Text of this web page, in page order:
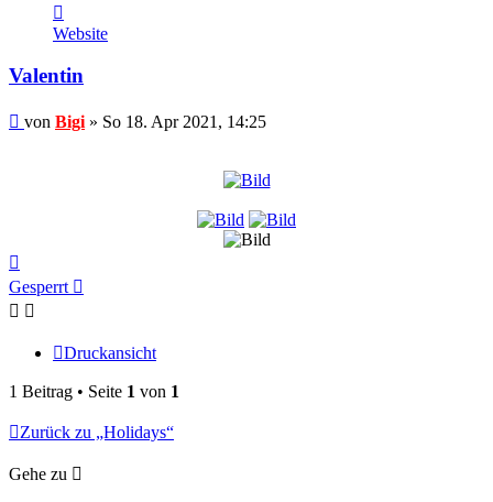
von
Bigi
Website
Valentin
Beitrag
von Bigi » So 18. Apr 2021, 14:25
oben
Gesperrt
Druckansicht
1 Beitrag • Seite 1 von 1
Zurück zu „Holidays“
Gehe zu